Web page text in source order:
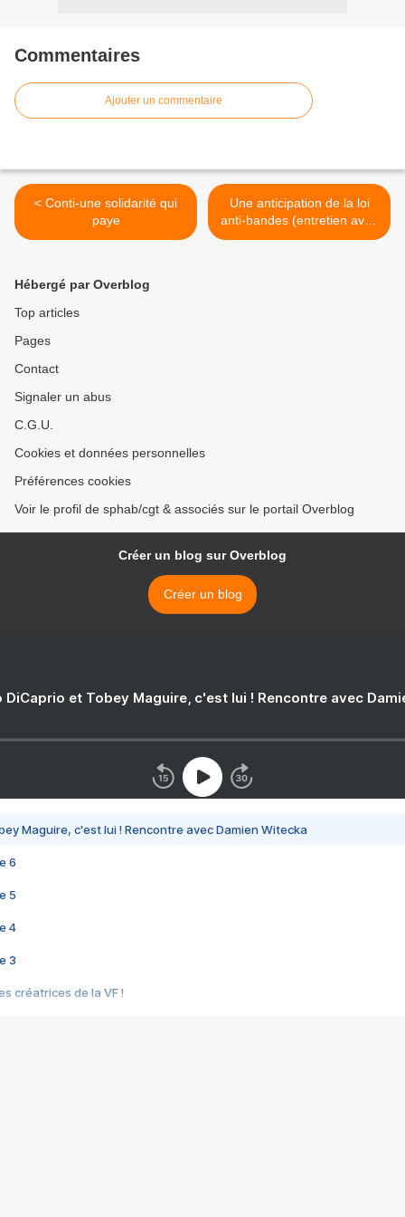
Commentaires
Ajouter un commentaire
< Conti-une solidarité qui
paye
Une anticipation de la loi
anti-bandes (entretien avec
le secrétaire général du
Hébergé par Overblog
Top articles
Pages
Contact
Signaler un abus
C.G.U.
Cookies et données personnelles
Préférences cookies
Voir le profil de sphab/cgt & associés sur le portail Overblog
Créer un blog sur Overblog
Créer un blog
DiCaprio et Tobey Maguire, c'est lui ! Rencontre avec
Maguire, c'est lui ! Rencontre avec Damien Witecka
6
5
4
3
créatrices de la VF !